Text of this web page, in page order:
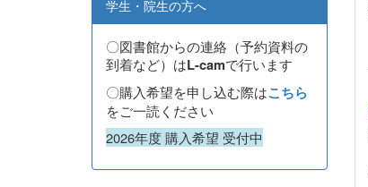
学生・院生の方へ
〇図書館からの連絡（予約資料の
到着など）はL-camで行います
〇購入希望を申し込む際はこちら
をご一読ください
2026年度 購入希望 受付中